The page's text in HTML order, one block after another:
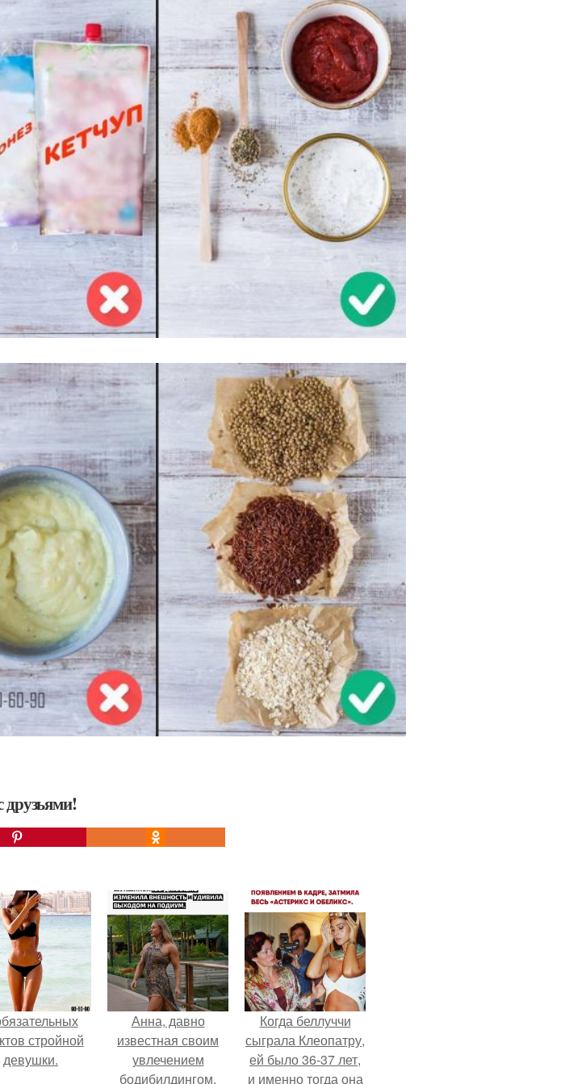
друзьями!
стройной
девушки.
Анна, давно
известная своим
увлечением
бодибилдингом,
Когда беллуччи
сыграла Клеопатру,
ей было 36-37 лет,
и именно тогда она